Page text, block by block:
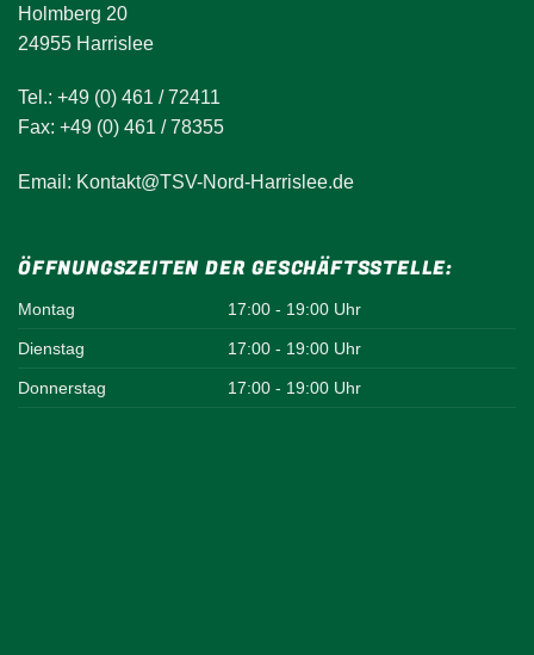
Holmberg 20
24955 Harrislee
Tel.: +49 (0) 461 / 72411
Fax: +49 (0) 461 / 78355
Email: Kontakt@TSV-Nord-Harrislee.de
ÖFFNUNGSZEITEN DER GESCHÄFTSSTELLE:
Montag 17:00 - 19:00 Uhr
Dienstag 17:00 - 19:00 Uhr
Donnerstag 17:00 - 19:00 Uhr